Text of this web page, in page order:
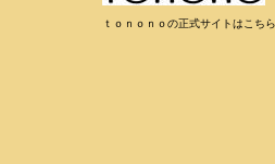
ｔｏｎｏｎｏの正式サイトはこちら